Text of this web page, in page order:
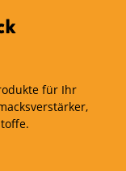
B.
für Ihr